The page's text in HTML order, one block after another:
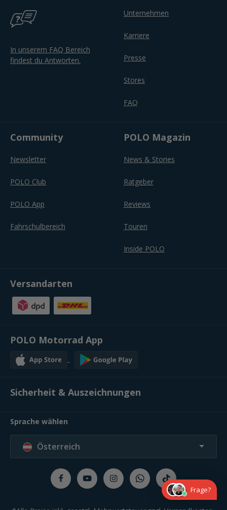
In unserem FAQ Bereich
findest du Antworten.
Unternehmen
Karriere
Presse
Stores
FAQ
Community
Newsletter
POLO Club
POLO App
Fahrschulbereich
POLO Magazin
News & Stories
Ratgeber
Reviews
Touren
Inside POLO
Versandarten
POLO Motorrad App
Sicherheit & Auszeichnungen
Sprache wählen
Österreich
Frage?